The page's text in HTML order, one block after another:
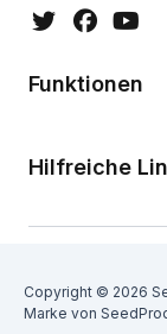
Funktionen
Hilfreiche
Copyright © 2026
Marke von